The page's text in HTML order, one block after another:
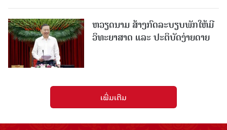
ຫວຽດນາມ ສ້າງກົດລະບຽບພັກໃຫ້ມີ
ວິທະຍາສາດ ແລະ ປະຕິບັດງ່າຍດາຍ
ເພີ່ມເຕີມ